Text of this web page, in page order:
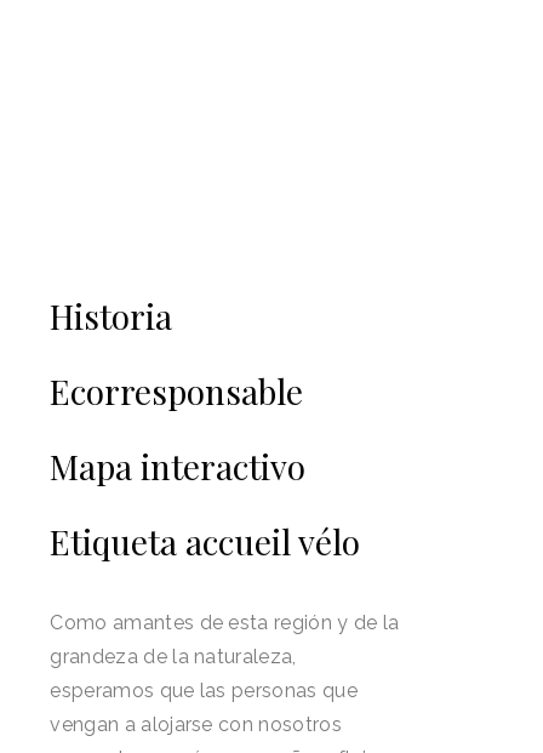
Historia
Ecorresponsable
Mapa interactivo
Etiqueta accueil vélo
Como amantes de esta región y de la
grandeza de la naturaleza,
esperamos que las personas que
vengan a alojarse con nosotros